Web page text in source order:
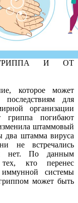
И ОТ
которое может
для
организации
гриппа погибают
штаммовый
два штамма вируса
не встречались
нет. По данным
кто перенес
системы
может быть